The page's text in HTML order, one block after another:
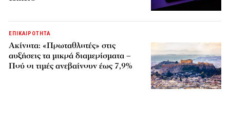
ΕΠΙΚΑΙΡΟΤΗΤΑ
Ακίνητα: «Πρωταθλητές» στις
αυξήσεις τα μικρά διαμερίσματα –
Πού οι τιμές ανεβαίνουν έως 7,9%